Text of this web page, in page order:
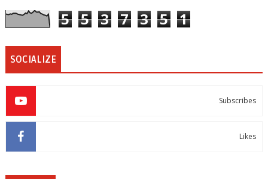
5 5 3 7 3 5 1
SOCIALIZE
Subscribes
Likes